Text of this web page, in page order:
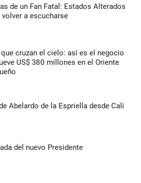
de un Fan Fatal: Estados Alterados
volver a escucharse
cruzan el cielo: así es el negocio
US$ 380 millones en el Oriente
Abelardo de la Espriella desde Cali
del nuevo Presidente